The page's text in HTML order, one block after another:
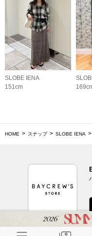
SLOBE IENA
151cm
HOME スナップ SLOBE IENA